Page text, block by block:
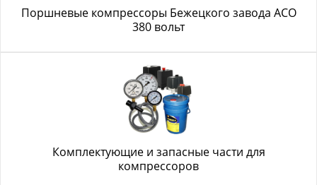
Поршневые компрессоры Бежецкого завода АСО
380 вольт
Комплектующие и запасные части для
компрессоров